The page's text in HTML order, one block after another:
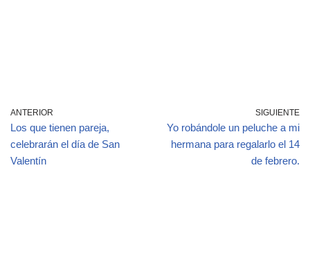
ANTERIOR
Los que tienen pareja,
celebrarán el día de San
Valentín
SIGUIENTE
Yo robándole un peluche a mi
hermana para regalarlo el 14
de febrero.